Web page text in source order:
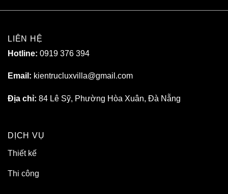
LIÊN HỆ
Hotline: 0919 376 394
Email: kientrucluxvilla@gmail.com
Địa chỉ: 84 Lê Sỹ, Phường Hòa Xuân, Đà Nẵng
DỊCH VỤ
Thiết kế
Thi công